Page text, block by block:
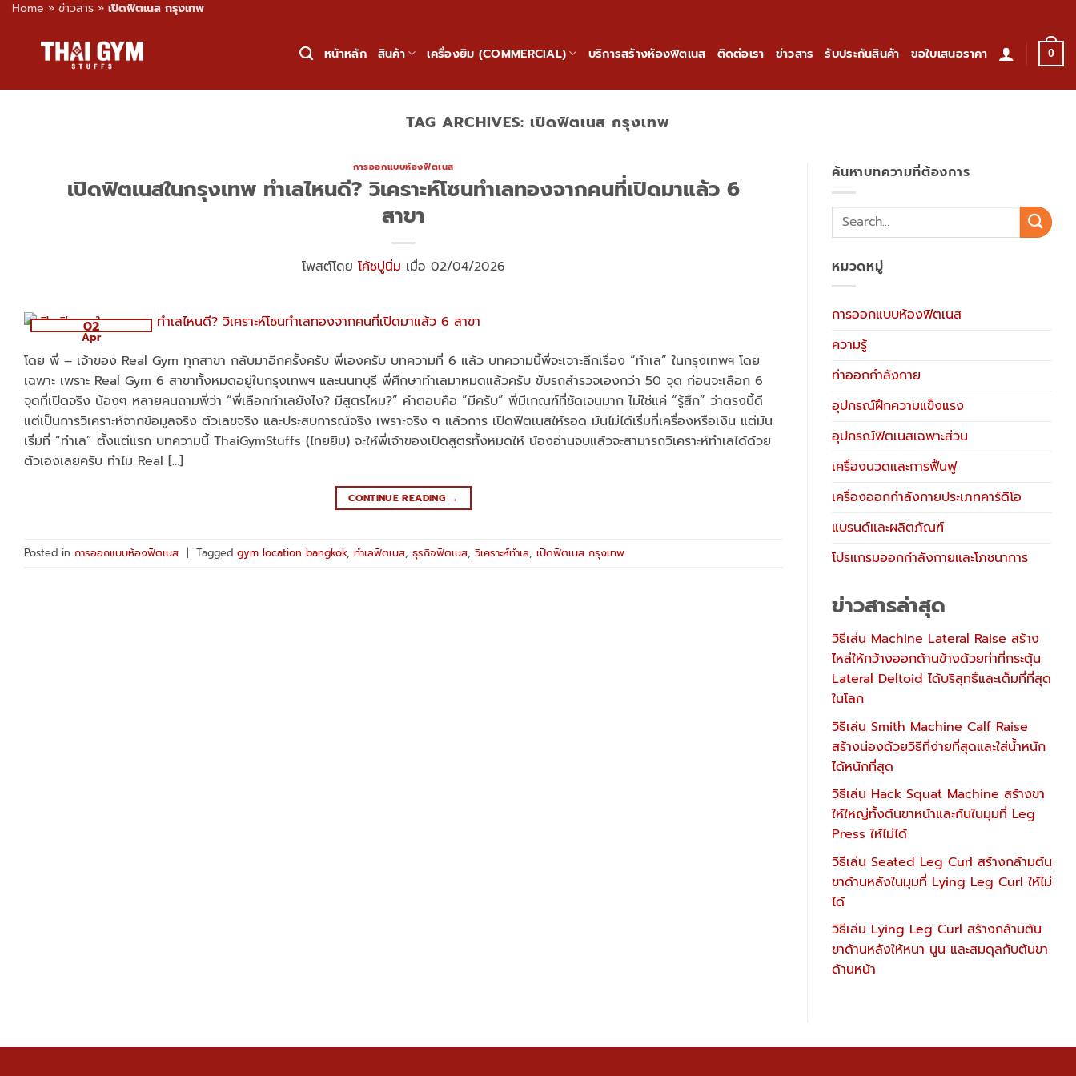
Home » ข่าวสาร » เปิดฟิตเนส กรุงเทพ
content
หน้าหลัก สินค้า เครื่องยิม (COMMERCIAL) บริการสร้างห้องฟิตเนส ติดต่อเรา ข่าวสาร รับประกันสินค้า ขอใบเสนอราคา 0
TAG ARCHIVES:เปิดฟิตเนส กรุงเทพ
การออกแบบห้องฟิตเนส
เปิดฟิตเนสในกรุงเทพ ทำเลไหนดี? วิเคราะห์โซนทำเลทองจากคนที่เปิดมาแล้ว 6
สาขา
โพสต์โดย โค้ชปูนิ่ม เมื่อ 02/04/2026
02
Apr
โดย พี่ – เจ้าของ Real Gym ทุกสาขา กลับมาอีกครั้งครับ พี่เองครับ บทความที่ 6 แล้ว บทความนี้พี่จะเจาะลึกเรื่อง “ทำเล” ในกรุงเทพฯ โดย
เฉพาะ เพราะ Real Gym 6 สาขาทั้งหมดอยู่ในกรุงเทพฯ และนนทบุรี พี่ศึกษาทำเลมาหมดแล้วครับ ขับรถสำรวจเองกว่า 50 จุด ก่อนจะเลือก 6
จุดที่เปิดจริง น้องๆ หลายคนถามพี่ว่า “พี่เลือกทำเลยังไง? มีสูตรไหม?” คำตอบคือ “มีครับ” พี่มีเกณฑ์ที่ชัดเจนมาก ไม่ใช่แค่ “รู้สึก” ว่าตรงนี้ดี
แต่เป็นการวิเคราะห์จากข้อมูลจริง ตัวเลขจริง และประสบการณ์จริง เพราะจริง ๆ แล้วการ เปิดฟิตเนสให้รอด มันไม่ได้เริ่มที่เครื่องหรือเงิน แต่มัน
เริ่มที่ “ทำเล” ตั้งแต่แรก บทความนี้ ThaiGymStuffs (ไทยยิม) จะให้พี่เจ้าของเปิดสูตรทั้งหมดให้ น้องอ่านจบแล้วจะสามารถวิเคราะห์ทำเลได้ด้วย
ตัวเองเลยครับ ทำไม Real […]
CONTINUE READING →
Posted in การออกแบบห้องฟิตเนส | Tagged gym location bangkok, ทำเลฟิตเนส, ธุรกิจฟิตเนส, วิเคราะห์ทำเล, เปิดฟิตเนส กรุงเทพ
ค้นหาบทความที่ต้องการ
หมวดหมู่
การออกแบบห้องฟิตเนส
ความรู้
ท่าออกกำลังกาย
อุปกรณ์ฝึกความแข็งแรง
อุปกรณ์ฟิตเนสเฉพาะส่วน
เครื่องนวดและการฟื้นฟู
เครื่องออกกำลังกายประเภทคาร์ดิโอ
แบรนด์และผลิตภัณฑ์
โปรแกรมออกกำลังกายและโภชนาการ
ข่าวสารล่าสุด
วิธีเล่น Machine Lateral Raise สร้าง
ไหล่ให้กว้างออกด้านข้างด้วยท่าที่กระตุ้น
Lateral Deltoid ได้บริสุทธิ์และเต็มที่ที่สุด
ในโลก
วิธีเล่น Smith Machine Calf Raise
สร้างน่องด้วยวิธีที่ง่ายที่สุดและใส่น้ำหนัก
ได้หนักที่สุด
วิธีเล่น Hack Squat Machine สร้างขา
ให้ใหญ่ทั้งต้นขาหน้าและก้นในมุมที่ Leg
Press ให้ไม่ได้
วิธีเล่น Seated Leg Curl สร้างกล้ามต้น
ขาด้านหลังในมุมที่ Lying Leg Curl ให้ไม่
ได้
วิธีเล่น Lying Leg Curl สร้างกล้ามต้น
ขาด้านหลังให้หนา นูน และสมดุลกับต้นขา
ด้านหน้า